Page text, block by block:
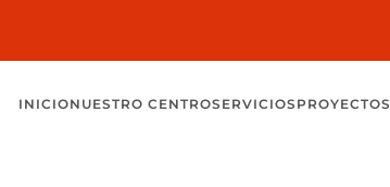
INICIONUESTRO CENTROSERVICIOS PROYECTOS